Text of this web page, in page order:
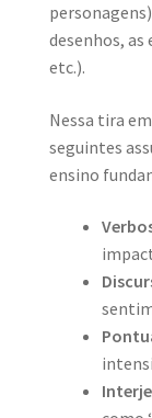
desenhos, as
etc.).
Nessa tira
seguintes
ensino